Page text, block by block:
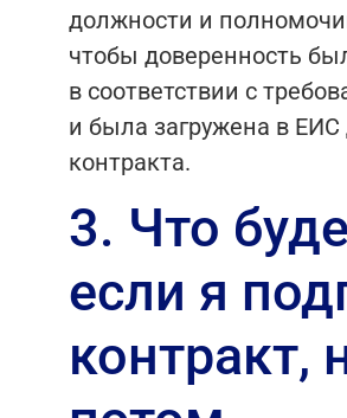
должности и
чтобы доверенность
в соответствии с
и была загружена в
контракта.
3. Что
если я
контракт,